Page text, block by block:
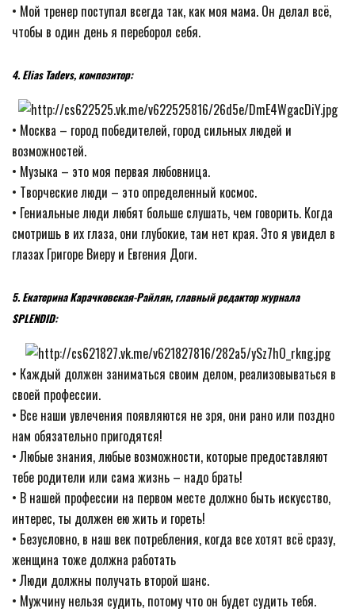
• Мой тренер поступал всегда так, как моя мама. Он делал всё,
чтобы в один день я переборол себя.
4. Elias Tadevs, композитор:
• Москва – город победителей, город сильных людей и
возможностей.
• Музыка – это моя первая любовница.
• Творческие люди – это определенный космос.
• Гениальные люди любят больше слушать, чем говорить. Когда
смотришь в их глаза, они глубокие, там нет края. Это я увидел в
глазах Григоре Виеру и Евгения Доги.
5. Екатерина Карачковская-Райлян, главный редактор журнала
SPLENDID:
• Каждый должен заниматься своим делом, реализовываться в
своей профессии.
• Все наши увлечения появляются не зря, они рано или поздно
нам обязательно пригодятся!
• Любые знания, любые возможности, которые предоставляют
тебе родители или сама жизнь – надо брать!
• В нашей профессии на первом месте должно быть искусство,
интерес, ты должен ею жить и гореть!
• Безусловно, в наш век потребления, когда все хотят всё сразу,
женщина тоже должна работать
• Люди должны получать второй шанс.
• Мужчину нельзя судить, потому что он будет судить тебя.